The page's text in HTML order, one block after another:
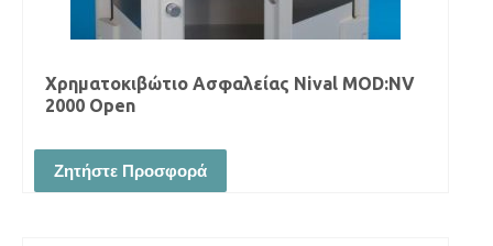
Χρηματοκιβώτιο Ασφαλείας Νival MOD:NV
2000 Open
Ζητήστε Προσφορά